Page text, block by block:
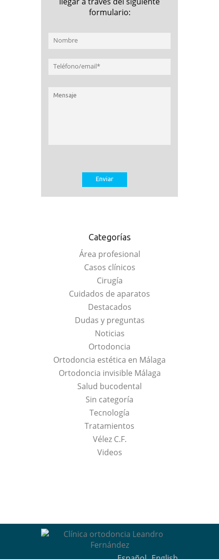
formulario:
Categorías
Área profesional
Casos clínicos
Cirugía
Cuidados de aparatos
Destacados
Dudas y preguntas
Noticias
Ortodoncia
Ortodoncia estética en Málaga
Ortodoncia invisible Málaga
Salud bucodental
Sin categoría
Tecnología
Tratamientos
Vélez C.F.
Videos